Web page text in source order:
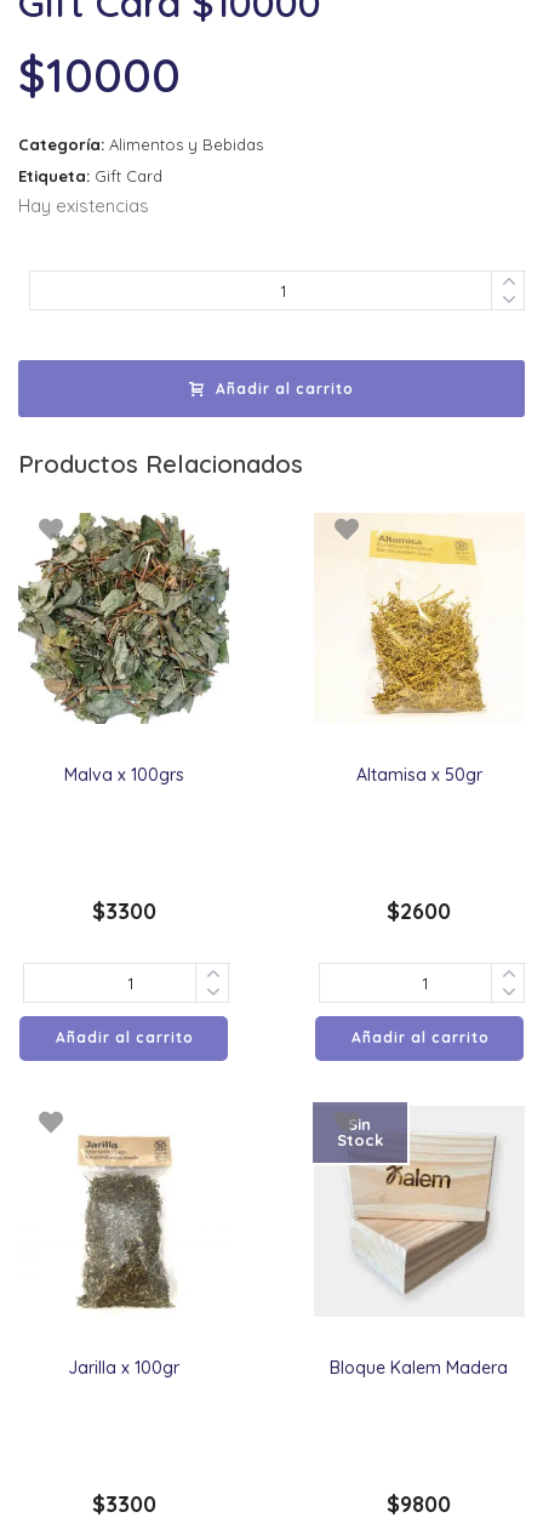
$10000
Categoría: Alimentos y Bebidas
Etiqueta: Gift Card
Hay existencias
Añadir al carrito
Productos Relacionados
Malva x 100grs
$3300
Añadir al carrito
Altamisa x 50gr
$2600
Añadir al carrito
Jarilla x 100gr
$3300
Bloque Kalem Madera
Sin
Stock
$9800